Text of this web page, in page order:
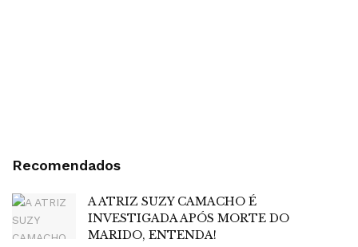
Recomendados
A ATRIZ SUZY CAMACHO É
INVESTIGADA APÓS MORTE DO
MARIDO, ENTENDA!